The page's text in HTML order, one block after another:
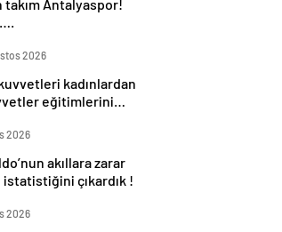
takım Antalyaspor!
2026
kadınlardan
eğitimlerini
2026
akıllara zarar
çıkardık !
2026